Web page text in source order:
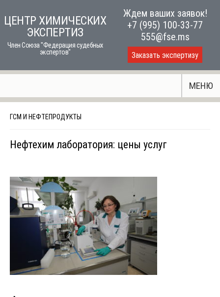
toЦЕНТР ХИМИЧЕСКИХ
ЭКСПЕРТИЗ
Член Союза "Федерация судебных
экспертов"
Ждем ваших заявок!
+7 (995) 100-33-77
555@fse.ms
Заказать экспертизу
МЕНЮ
ГСМ И НЕФТЕПРОДУКТЫ
Нефтехим лаборатория: цены услуг